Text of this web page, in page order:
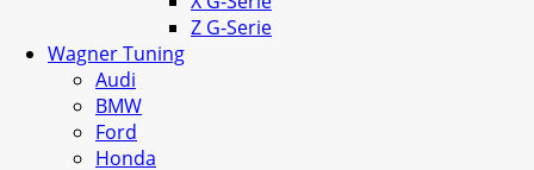
Z G-Serie
Wagner Tuning
Audi
BMW
Ford
Honda